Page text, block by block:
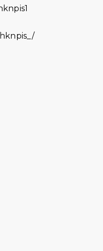
練習 - 6月18日
練習 - 6月11日（19:00